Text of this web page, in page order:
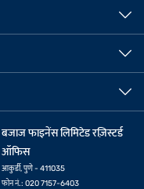
बजाज फाइनेंस लिमिटेड रज़िस्टर्ड
ऑफिस
आकुर्डी, पुणे - 411035
फोन नं.: 020 7157-6403